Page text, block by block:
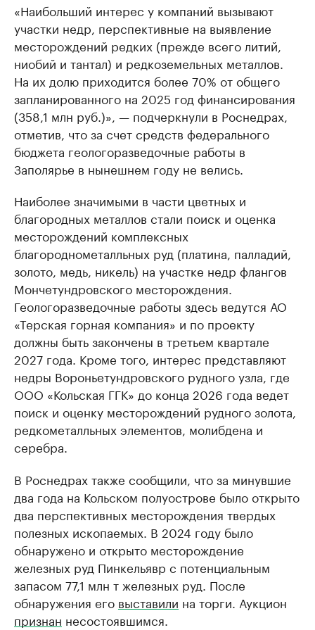
«Наибольший интерес у компаний вызывают
участки недр, перспективные на выявление
месторождений редких (прежде всего литий,
ниобий и тантал) и редкоземельных металлов.
На их долю приходится более 70% от общего
запланированного на 2025 год финансирования
(358,1 млн руб.)», — подчеркнули в Роснедрах,
отметив, что за счет средств федерального
бюджета геологоразведочные работы в
Заполярье в нынешнем году не велись.
Наиболее значимыми в части цветных и
благородных металлов стали поиск и оценка
месторождений комплексных
благороднометалльных руд (платина, палладий,
золото, медь, никель) на участке недр флангов
Мончетундровского месторождения.
Геологоразведочные работы здесь ведутся АО
«Терская горная компания» и по проекту
должны быть закончены в третьем квартале
2027 года. Кроме того, интерес представляют
недры Вороньетундровского рудного узла, где
ООО «Кольская ГГК» до конца 2026 года ведет
поиск и оценку месторождений рудного золота,
редкометалльных элементов, молибдена и
серебра.
В Роснедрах также сообщили, что за минувшие
два года на Кольском полуострове было открыто
два перспективных месторождения твердых
полезных ископаемых. В 2024 году было
обнаружено и открыто месторождение
железных руд Пинкельявр с потенциальным
запасом 77,1 млн т железных руд. После
обнаружения его выставили на торги. Аукцион
признан несостоявшимся.